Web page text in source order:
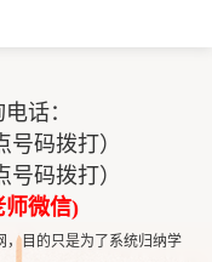
话：
号码拨打）
号码拨打）
师微信)
，目的只是为了系统归纳学